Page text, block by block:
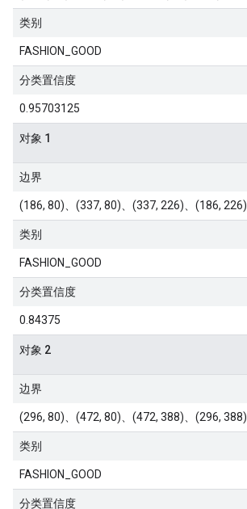
类别
FASHION_GOOD
分类置信度
0.95703125
对象 1
边界
(186, 80)、(337, 80)、(337, 226)、(186, 226)
类别
FASHION_GOOD
分类置信度
0.84375
对象 2
边界
(296, 80)、(472, 80)、(472, 388)、(296, 388)
类别
FASHION_GOOD
分类置信度